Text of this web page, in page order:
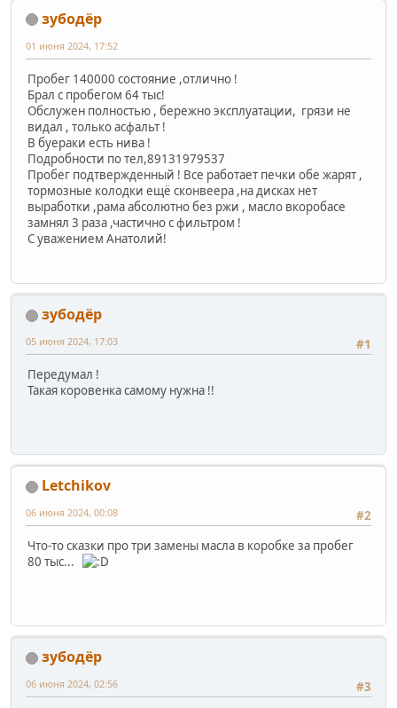
зубодёр
01 июня 2024, 17:52
Пробег 140000 состояние ,отлично !
Брал с пробегом 64 тыс!
Обслужен полностью , бережно эксплуатации, грязи не
видал , только асфальт !
В буераки есть нива !
Подробности по тел,89131979537
Пробег подтвержденный ! Все работает печки обе жарят ,
тормозные колодки ещё сконвеера ,на дисках нет
выработки ,рама абсолютно без ржи , масло вкоробасе
замнял 3 раза ,частично с фильтром !
С уважением Анатолий!
зубодёр
#1
05 июня 2024, 17:03
Передумал !
Такая коровенка самому нужна !!
Letchikov
#2
06 июня 2024, 00:08
Что-то сказки про три замены масла в коробке за пробег
80 тыс...
зубодёр
#3
06 июня 2024, 02:56